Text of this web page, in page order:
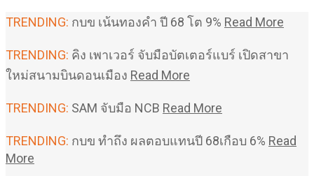
TRENDING: กบข เน้นทองคำ ปี 68 โต 9% Read More
TRENDING: คิง เพาเวอร์ จับมือบัตเตอร์แบร์ เปิดสาขา
ใหม่สนามบินดอนเมือง Read More
TRENDING: SAM จับมือ NCB Read More
TRENDING: กบข ทำถึง ผลตอบแทนปี 68เกือบ 6% Read
More